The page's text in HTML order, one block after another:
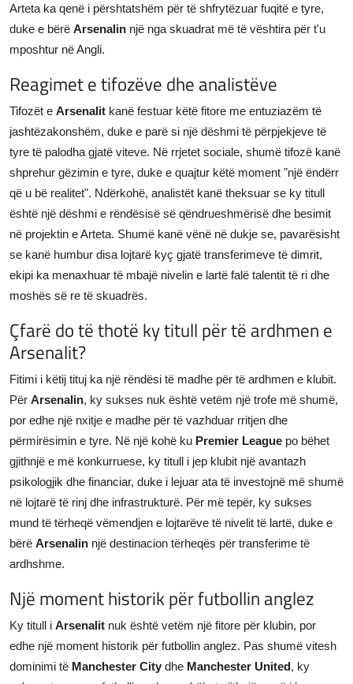
Arteta ka qenë i përshtatshëm për të shfrytëzuar fuqitë e tyre,
duke e bërë Arsenalin një nga skuadrat më të vështira për t'u
mposhtur në Angli.
Reagimet e tifozëve dhe analistëve
Tifozët e Arsenalit kanë festuar këtë fitore me entuziazëm të
jashtëzakonshëm, duke e parë si një dëshmi të përpjekjeve të
tyre të palodha gjatë viteve. Në rrjetet sociale, shumë tifozë kanë
shprehur gëzimin e tyre, duke e quajtur këtë moment "një ëndërr
që u bë realitet". Ndërkohë, analistët kanë theksuar se ky titull
është një dëshmi e rëndësisë së qëndrueshmërisë dhe besimit
në projektin e Arteta. Shumë kanë vënë në dukje se, pavarësisht
se kanë humbur disa lojtarë kyç gjatë transferimeve të dimrit,
ekipi ka menaxhuar të mbajë nivelin e lartë falë talentit të ri dhe
moshës së re të skuadrës.
Çfarë do të thotë ky titull për të ardhmen e
Arsenalit?
Fitimi i këtij tituj ka një rëndësi të madhe për të ardhmen e klubit.
Për Arsenalin, ky sukses nuk është vetëm një trofe më shumë,
por edhe një nxitje e madhe për të vazhduar rritjen dhe
përmirësimin e tyre. Në një kohë ku Premier League po bëhet
gjithnjë e më konkurruese, ky titull i jep klubit një avantazh
psikologjik dhe financiar, duke i lejuar ata të investojnë më shumë
në lojtarë të rinj dhe infrastrukturë. Për më tepër, ky sukses
mund të tërheqë vëmendjen e lojtarëve të nivelit të lartë, duke e
bërë Arsenalin një destinacion tërheqës për transferime të
ardhshme.
Një moment historik për futbollin anglez
Ky titull i Arsenalit nuk është vetëm një fitore për klubin, por
edhe një moment historik për futbollin anglez. Pas shumë vitesh
dominimi të Manchester City dhe Manchester United, ky